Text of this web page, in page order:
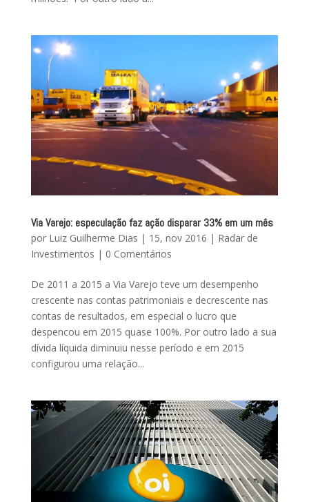
Via Varejo: especulação faz ação disparar 33% em um mês
por Luiz Guilherme Dias | 15, nov 2016 | Radar de
Investimentos | 0 Comentários
De 2011 a 2015 a Via Varejo teve um desempenho
crescente nas contas patrimoniais e decrescente nas
contas de resultados, em especial o lucro que
despencou em 2015 quase 100%. Por outro lado a sua
dívida líquida diminuiu nesse período e em 2015
configurou uma relação...